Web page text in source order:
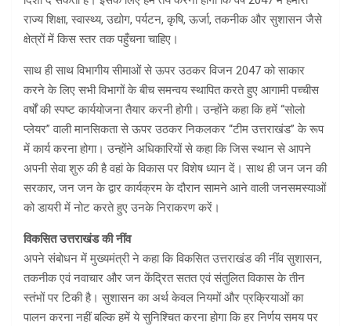
राज्य शिक्षा, स्वास्थ्य, उद्योग, पर्यटन, कृषि, ऊर्जा, तकनीक और सुशासन जैसे
क्षेत्रों में किस स्तर तक पहुँचना चाहिए।
साथ ही साथ विभागीय सीमाओं से ऊपर उठकर विजन 2047 को साकार
करने के लिए सभी विभागों के बीच समन्वय स्थापित करते हुए आगामी पच्चीस
वर्षों की स्पष्ट कार्ययोजना तैयार करनी होगी। उन्होंने कहा कि हमें “सोलो
प्लेयर” वाली मानसिकता से ऊपर उठकर निकलकर “टीम उत्तराखंड” के रूप
में कार्य करना होगा। उन्होंने अधिकारियों से कहा कि जिस स्थान से आपने
अपनी सेवा शुरु की है वहां के विकास पर विशेष ध्यान दें। साथ ही जन जन की
सरकार, जन जन के द्वार कार्यक्रम के दौरान सामने आने वाली जनसमस्याओं
को डायरी में नोट करते हुए उनके निराकरण करें।
विकसित उत्तराखंड की नींव
अपने संबोधन में मुख्यमंत्री ने कहा कि विकसित उत्तराखंड की नींव सुशासन,
तकनीक एवं नवाचार और जन केंद्रित सतत एवं संतुलित विकास के तीन
स्तंभों पर टिकी है। सुशासन का अर्थ केवल नियमों और प्रक्रियाओं का
पालन करना नहीं बल्कि हमें ये सुनिश्चित करना होगा कि हर निर्णय समय पर